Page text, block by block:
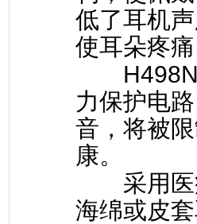
低了耳机
使耳朵疼
力保护电
音，将被
康。
采用医
海绵或皮